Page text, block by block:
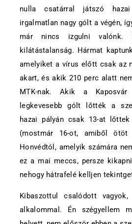
nulla csatárral játszó
irgalmatlan nagy gólt a végén,
már nincs izgulni valónk.
kilátástalanság. Hármat
amelyiket a vírus előtt csak az
akart, és akik 210 perc alatt
MTK-nak. Akik a
legkevesebb gólt lőtték a
hazai pályán csak 13-at
(mostmár 16-ot, amiből
Honvédtól, amelyik számára
ez a mai meccs, persze
nehogy hátrafelé kelljen
Kibaszottul csalódott
alkalommal. Én szégyellem